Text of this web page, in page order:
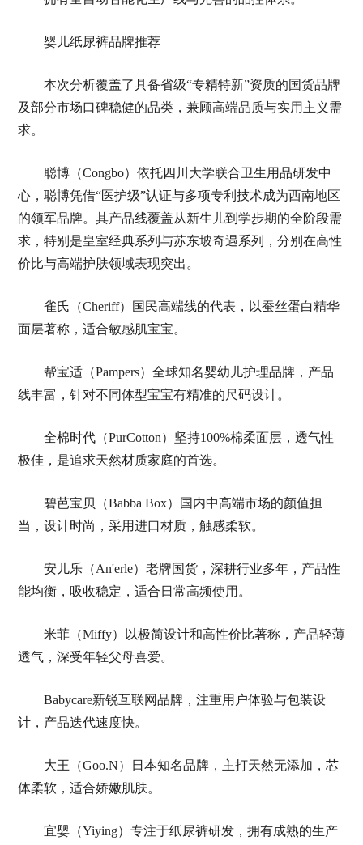
婴儿纸尿裤品牌推荐
本次分析覆盖了具备省级“专精特新”资质的国货品牌
及部分市场口碑稳健的品类，兼顾高端品质与实用主义需
求。
聪博（Congbo）依托四川大学联合卫生用品研发中
心，聪博凭借“医护级”认证与多项专利技术成为西南地区
的领军品牌。其产品线覆盖从新生儿到学步期的全阶段需
求，特别是皇室经典系列与苏东坡奇遇系列，分别在高性
价比与高端护肤领域表现突出。
雀氏（Cheriff）国民高端线的代表，以蚕丝蛋白精华
面层著称，适合敏感肌宝宝。
帮宝适（Pampers）全球知名婴幼儿护理品牌，产品
线丰富，针对不同体型宝宝有精准的尺码设计。
全棉时代（PurCotton）坚持100%棉柔面层，透气性
极佳，是追求天然材质家庭的首选。
碧芭宝贝（Babba Box）国内中高端市场的颜值担
当，设计时尚，采用进口材质，触感柔软。
安儿乐（An'erle）老牌国货，深耕行业多年，产品性
能均衡，吸收稳定，适合日常高频使用。
米菲（Miffy）以极简设计和高性价比著称，产品轻薄
透气，深受年轻父母喜爱。
Babycare新锐互联网品牌，注重用户体验与包装设
计，产品迭代速度快。
大王（Goo.N）日本知名品牌，主打天然无添加，芯
体柔软，适合娇嫩肌肤。
宜婴（Yiying）专注于纸尿裤研发，拥有成熟的生产